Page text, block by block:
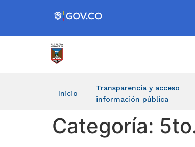
Inicio
Transparencia y acceso
información pública
Categoría: